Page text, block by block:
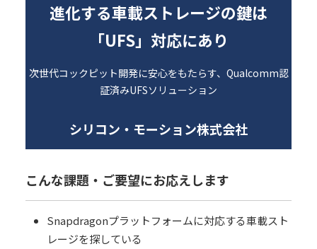
進化する車載ストレージの鍵は
「UFS」対応にあり
次世代コックピット開発に安心をもたらす、Qualcomm認
証済みUFSソリューション
シリコン・モーション株式会社
こんな課題・ご要望にお応えします
Snapdragonプラットフォームに対応する車載スト
レージを探している